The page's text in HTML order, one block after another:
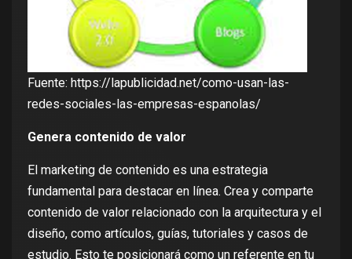
Fuente: https://lapublicidad.net/como-usan-las-
redes-sociales-las-empresas-espanolas/
Genera contenido de valor
El marketing de contenido es una estrategia
fundamental para destacar en línea. Crea y comparte
contenido de valor relacionado con la arquitectura y el
diseño, como artículos, guías, tutoriales y casos de
estudio. Esto te posicionará como un referente en tu